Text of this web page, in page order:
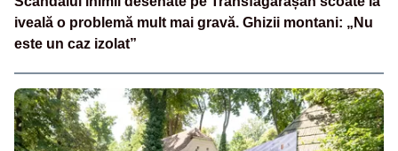
iveală o problemă mult mai gravă. Ghizii montani: „Nu
este un caz izolat”